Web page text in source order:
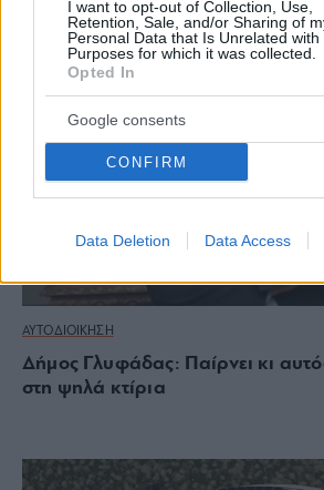
I want to opt-out of Collection, Use,
Retention, Sale, and/or Sharing of
Personal Data that Is Unrelated with
Purposes for which it was collected.
Opted In
Google consents
CONFIRM
Data Deletion Data Access
ΑΥΤΟΔΙΟΙΚΗΣΗ
Δήμος Γλυφάδας: Παίρνει κι
στη ψηλά κτίρια